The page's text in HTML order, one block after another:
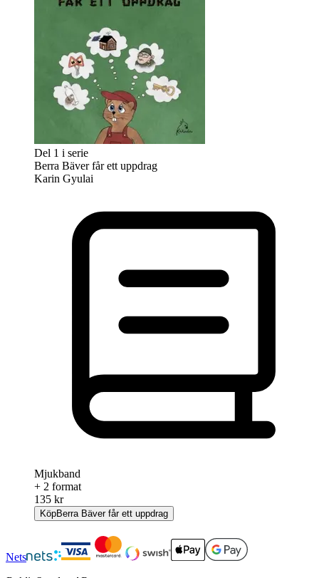
Del 1 i serie
Berra Bäver får ett uppdrag
Karin Gyulai
Mjukband
+ 2 format
135 kr
KöpBerra Bäver får ett uppdrag
Nets